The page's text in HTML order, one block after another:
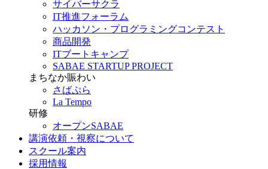
サイバーサクラ
IT推進フォーラム
ハッカソン・プログラミングコンテスト
商品開発
ITブートキャンプ
SABAE STARTUP PROJECT
まちなか賑わい
さばぷら
La Tempo
研修
オープンSABAE
講演依頼・視察について
スクール案内
採用情報